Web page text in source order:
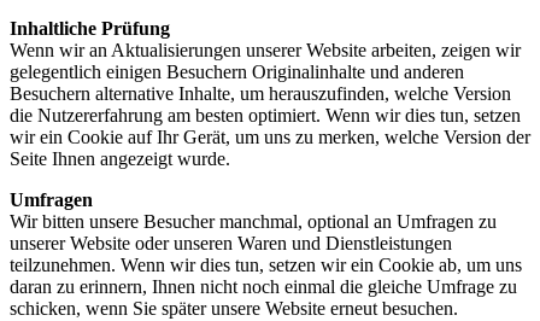
Inhaltliche Prüfung
Wenn wir an Aktualisierungen unserer Website arbeiten, zeigen wir
gelegentlich einigen Besuchern Originalinhalte und anderen
Besuchern alternative Inhalte, um herauszufinden, welche Version
die Nutzererfahrung am besten optimiert. Wenn wir dies tun, setzen
wir ein Cookie auf Ihr Gerät, um uns zu merken, welche Version der
Seite Ihnen angezeigt wurde.
Umfragen
Wir bitten unsere Besucher manchmal, optional an Umfragen zu
unserer Website oder unseren Waren und Dienstleistungen
teilzunehmen. Wenn wir dies tun, setzen wir ein Cookie ab, um uns
daran zu erinnern, Ihnen nicht noch einmal die gleiche Umfrage zu
schicken, wenn Sie später unsere Website erneut besuchen.